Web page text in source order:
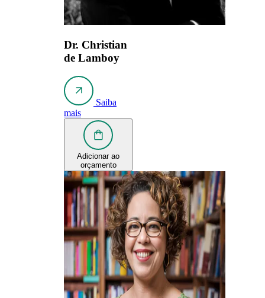
Dr. Christian
de Lamboy
Saiba
mais
Adicionar ao
orçamento